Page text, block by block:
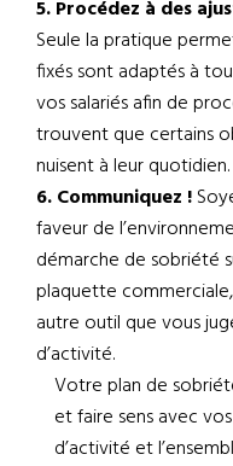
5. Procédez à des
Seule la pratique
fixés sont adaptés à
vos salariés afin de
trouvent que certains
nuisent à leur quotidien.
6. Communiquez !
faveur de
démarche de sobriété
plaquette
autre outil que vous
d’activité.
Votre plan de
et faire sens avec
d’activité et